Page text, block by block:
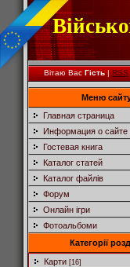
Вітаю Вас Гість|RSS
Меню
Главная страница
Информация о сайте
Гостевая книга
Каталог статей
Каталог файлів
Форум
Онлайн ігри
Фотоальбоми
Категорії
Карти [16]